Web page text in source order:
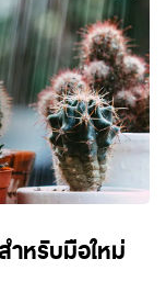
ำหรับมือใหม่